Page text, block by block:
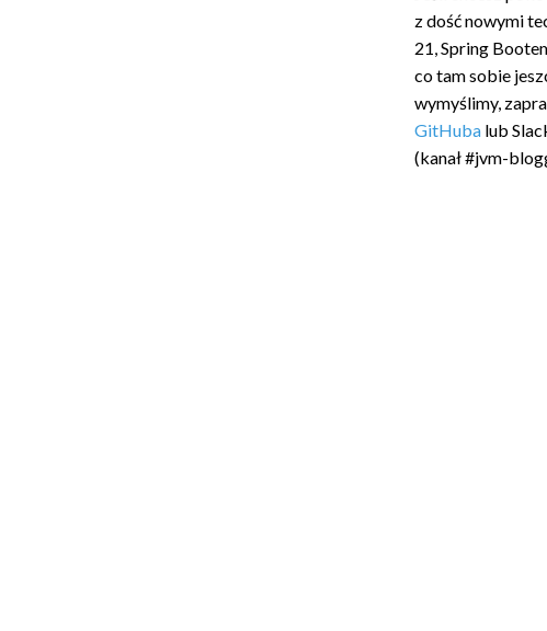
z dość nowymi
21, Spring
co tam sobie
wymyślimy,
GitHuba lub
(kanał #jvm-